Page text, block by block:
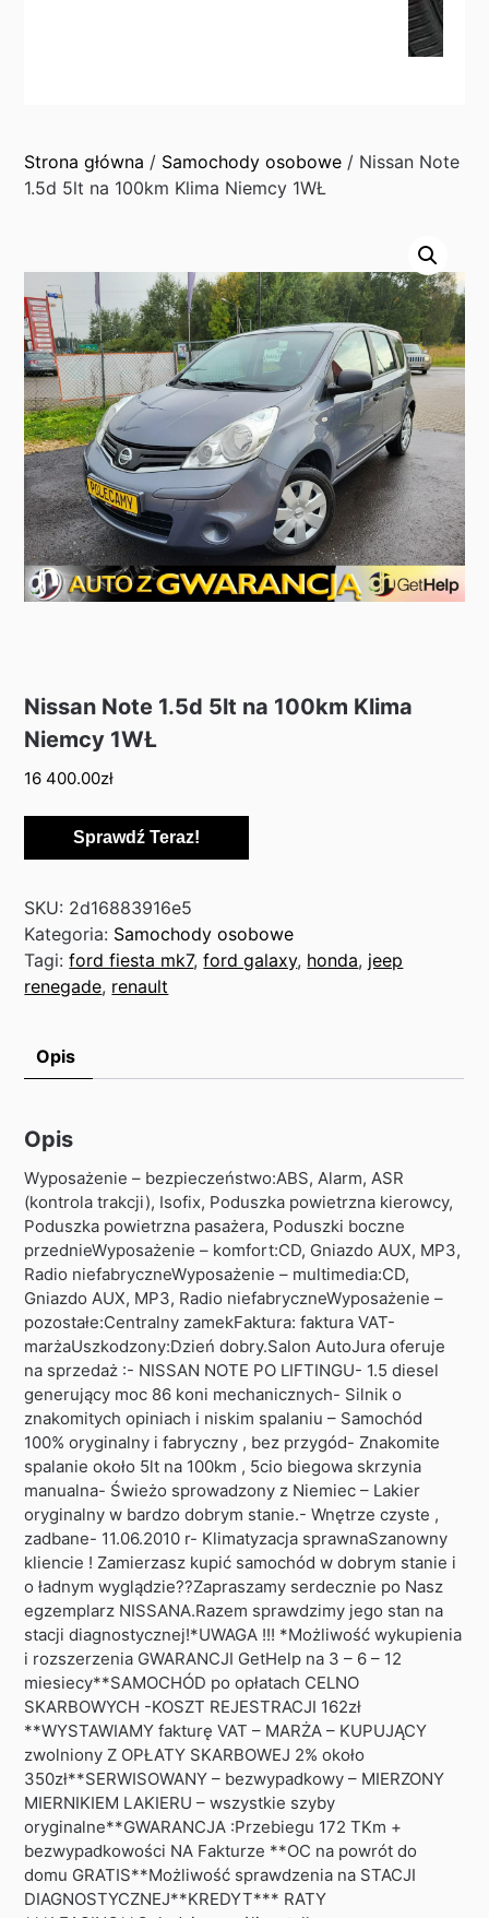
Strona główna / Samochody osobowe / Nissan Note
1.5d 5lt na 100km Klima Niemcy 1WŁ
Nissan Note 1.5d 5lt na 100km Klima
Niemcy 1WŁ
16 400.00zł
Sprawdź Teraz!
SKU: 2d16883916e5
Kategoria: Samochody osobowe
Tagi:ford fiesta mk7,ford galaxy, honda, jeep
renegade, renault
Opis
Opis
Wyposażenie – bezpieczeństwo:ABS, Alarm, ASR
(kontrola trakcji), Isofix, Poduszka powietrzna kierowcy,
Poduszka powietrzna pasażera, Poduszki boczne
przednieWyposażenie – komfort:CD, Gniazdo AUX, MP3,
Radio niefabryczneWyposażenie – multimedia:CD,
Gniazdo AUX, MP3, Radio niefabryczneWyposażenie –
pozostałe:Centralny zamekFaktura: faktura VAT-
marżaUszkodzony:Dzień dobry.Salon AutoJura oferuje
na sprzedaż :- NISSAN NOTE PO LIFTINGU- 1.5 diesel
generujący moc 86 koni mechanicznych- Silnik o
znakomitych opiniach i niskim spalaniu – Samochód
100% oryginalny i fabryczny , bez przygód- Znakomite
spalanie około 5lt na 100km , 5cio biegowa skrzynia
manualna- Świeżo sprowadzony z Niemiec – Lakier
oryginalny w bardzo dobrym stanie.- Wnętrze czyste ,
zadbane- 11.06.2010 r- Klimatyzacja sprawnaSzanowny
kliencie ! Zamierzasz kupić samochód w dobrym stanie i
o ładnym wyglądzie??Zapraszamy serdecznie po Nasz
egzemplarz NISSANA.Razem sprawdzimy jego stan na
stacji diagnostycznej!*UWAGA !!! *Możliwość wykupienia
i rozszerzenia GWARANCJI GetHelp na 3 – 6 – 12
miesiecy**SAMOCHÓD po opłatach CELNO
SKARBOWYCH -KOSZT REJESTRACJI 162zł
**WYSTAWIAMY fakturę VAT – MARŻA – KUPUJĄCY
zwolniony Z OPŁATY SKARBOWEJ 2% około
350zł**SERWISOWANY – bezwypadkowy – MIERZONY
MIERNIKIEM LAKIERU – wszystkie szyby
oryginalne**GWARANCJA :Przebiegu 172 TKm +
bezwypadkowości NA Fakturze **OC na powrót do
domu GRATIS**Możliwość sprawdzenia na STACJI
DIAGNOSTYCZNEJ**KREDYT*** RATY